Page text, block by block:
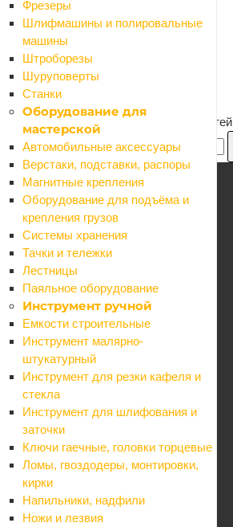
Фрезеры
Шлифмашины и полировальные
машины
Штроборезы
Шуруповерты
Станки
Оборудование для
мастерской
Автомобильные аксессуары
Верстаки, подставки, распоры
Магнитные крепления
Оборудование для подъёма и
крепления грузов
Системы хранения
Тачки и тележки
Лестницы
Паяльное оборудование
Инструмент ручной
Емкости строительные
Инструмент малярно-
штукатурный
Инструмент для резки кафеля и
стекла
Инструмент для шлифования и
заточки
Ключи гаечные, головки торцевые
Ломы, гвоздодеры, монтировки,
кирки
Напильники, надфили
Ножи и лезвия
Будьте в курсе наших акций и новостей
Каталог
Акции
Бренды
Блог
Компания
О компании
Карьера
Контакты
Партнеры
Карта сайта
Информация
Контакты
Условия оплаты
Условия доставки
Гарантия на товар
Реквизиты
Политика
Помощь